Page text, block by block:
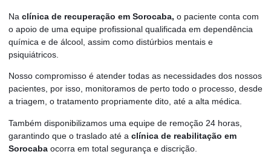
Na clínica de recuperação em Sorocaba, o paciente conta com
o apoio de uma equipe profissional qualificada em dependência
química e de álcool, assim como distúrbios mentais e
psiquiátricos.
Nosso compromisso é atender todas as necessidades dos nossos
pacientes, por isso, monitoramos de perto todo o processo, desde
a triagem, o tratamento propriamente dito, até a alta médica.
Também disponibilizamos uma equipe de remoção 24 horas,
garantindo que o traslado até a clínica de reabilitação em
Sorocaba ocorra em total segurança e discrição.